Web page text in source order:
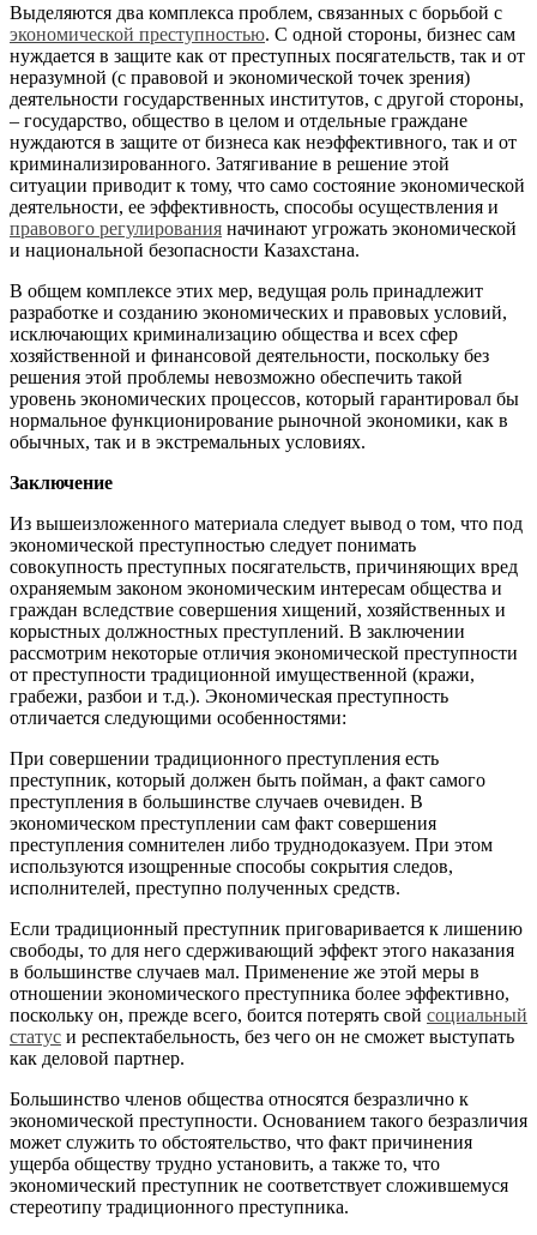
Выделяются два комплекса проблем, связанных с борьбой с
экономической преступностью. С одной стороны, бизнес сам
нуждается в защите как от преступных посягательств, так и от
неразумной (с правовой и экономической точек зрения)
деятельности государственных институтов, с другой стороны,
– государство, общество в целом и отдельные граждане
нуждаются в защите от бизнеса как неэффективного, так и от
криминализированного. Затягивание в решение этой
ситуации приводит к тому, что само состояние экономической
деятельности, ее эффективность, способы осуществления и
правового регулирования начинают угрожать экономической
и национальной безопасности Казахстана.
В общем комплексе этих мер, ведущая роль принадлежит
разработке и созданию экономических и правовых условий,
исключающих криминализацию общества и всех сфер
хозяйственной и финансовой деятельности, поскольку без
решения этой проблемы невозможно обеспечить такой
уровень экономических процессов, который гарантировал бы
нормальное функционирование рыночной экономики, как в
обычных, так и в экстремальных условиях.
Заключение
Из вышеизложенного материала следует вывод о том, что под
экономической преступностью следует понимать
совокупность преступных посягательств, причиняющих вред
охраняемым законом экономическим интересам общества и
граждан вследствие совершения хищений, хозяйственных и
корыстных должностных преступлений. В заключении
рассмотрим некоторые отличия экономической преступности
от преступности традиционной имущественной (кражи,
грабежи, разбои и т.д.). Экономическая преступность
отличается следующими особенностями:
При совершении традиционного преступления есть
преступник, который должен быть пойман, а факт самого
преступления в большинстве случаев очевиден. В
экономическом преступлении сам факт совершения
преступления сомнителен либо труднодоказуем. При этом
используются изощренные способы сокрытия следов,
исполнителей, преступно полученных средств.
Если традиционный преступник приговаривается к лишению
свободы, то для него сдерживающий эффект этого наказания
в большинстве случаев мал. Применение же этой меры в
отношении экономического преступника более эффективно,
поскольку он, прежде всего, боится потерять свой социальный
статус и респектабельность, без чего он не сможет выступать
как деловой партнер.
Большинство членов общества относятся безразлично к
экономической преступности. Основанием такого безразличия
может служить то обстоятельство, что факт причинения
ущерба обществу трудно установить, а также то, что
экономический преступник не соответствует сложившемуся
стереотипу традиционного преступника.